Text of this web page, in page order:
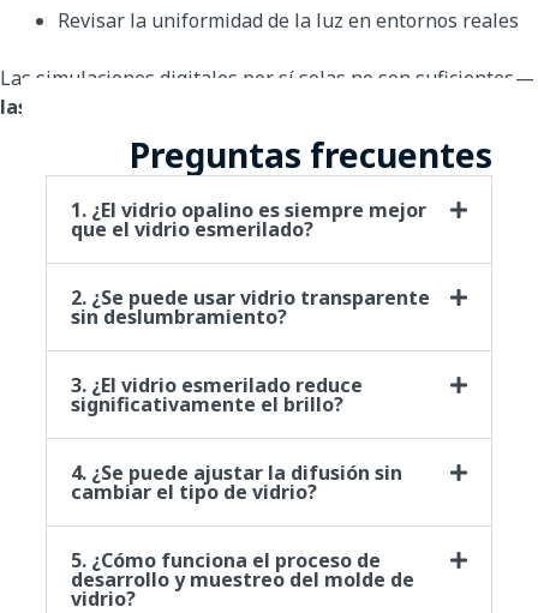
Revisar la uniformidad de la luz en entornos reales
Las simulaciones digitales por sí solas no son suficientes—
las pruebas físicas son esenciales
Preguntas frecuentes
1. ¿El vidrio opalino es siempre mejor
que el vidrio esmerilado?
2. ¿Se puede usar vidrio transparente
sin deslumbramiento?
3. ¿El vidrio esmerilado reduce
significativamente el brillo?
4. ¿Se puede ajustar la difusión sin
cambiar el tipo de vidrio?
5. ¿Cómo funciona el proceso de
desarrollo y muestreo del molde de
vidrio?